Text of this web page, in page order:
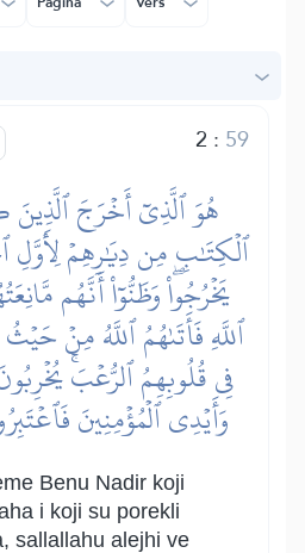
2 : 59
هُوَ ٱلَّذِيٓ أَخۡرَجَ
ٱلۡكِتَٰبِ مِن دِيَٰرِهِمۡ لِأَوَّلِ
يَخۡرُجُواْۖ وَظَنُّوٓاْ أَنَّهُم
ٱللَّهِ فَأَتَىٰهُمُ ٱللَّهُ مِنۡ
فِي قُلُوبِهِمُ ٱلرُّعۡبَۚ
وَأَيۡدِي ٱلۡمُؤۡمِنِينَ
Benu Nadir koji
i koji su porekli
sallallahu alejhi ve